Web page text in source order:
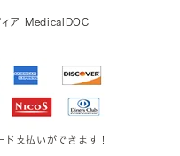
支払いができます！